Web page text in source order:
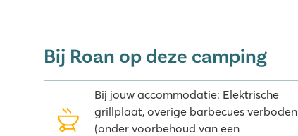
Bij Roan op deze camping
Bij jouw accommodatie: Elektrische
grillplaat, overige barbecues verboden
(onder voorbehoud van een